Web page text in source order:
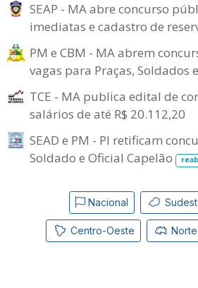
SEAP - MA abre concurso
imediatas e cadastro de
PM e CBM - MA abrem
vagas para Praças, Soldados
TCE - MA publica edital de
salários de até R$ 20.112,20
SEAD e PM - PI retificam
Soldado e Oficial Capelão
Nacional
Centro-Oeste Norte